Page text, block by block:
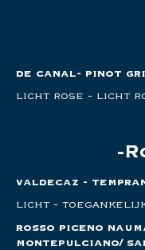
de canal- pinot
licht rose - licht
valdecaz -
licht -
rosso piceno
montepulciano/